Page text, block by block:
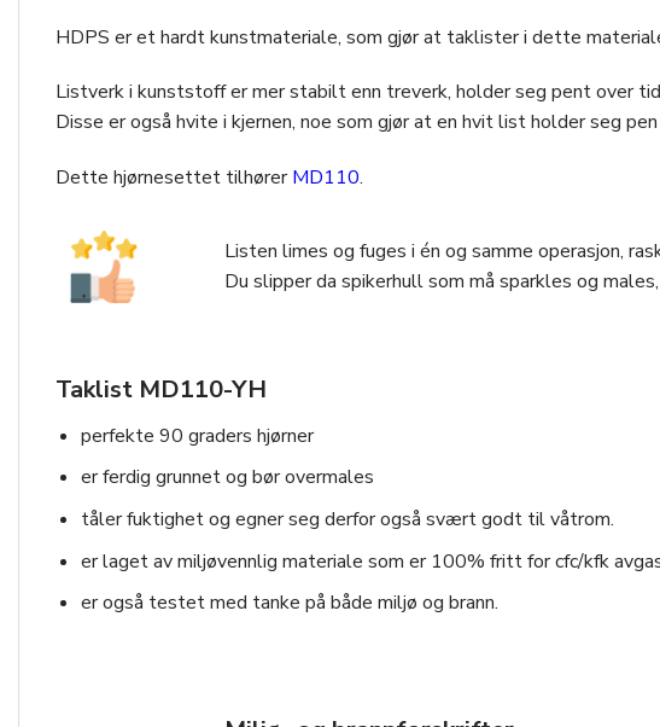
HDPS er et hardt kunstmateriale, som gjør at taklister i dette
Listverk i kunststoff er mer stabilt enn treverk, holder seg pent over
Disse er også hvite i kjernen, noe som gjør at en hvit list holder seg
Dette hjørnesettet tilhørerMD110.
Listen limes og fuges i én og samme operasjon,
Du slipper da spikerhull som må sparkles og
Taklist MD110-YH
perfekte 90 graders hjørner
er ferdig grunnet og bør overmales
tåler fuktighet og egner seg derfor også svært godt til våtrom.
er laget av miljøvennlig materiale som er 100% fritt for cfc/kfk
er også testet med tanke på både miljø og brann.